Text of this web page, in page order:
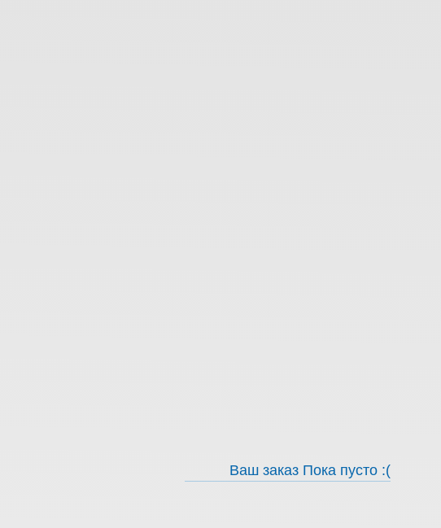
Ваш заказ Пока пусто :(